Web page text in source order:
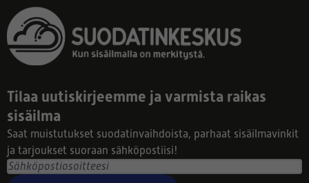
Tilaa uutiskirjeemme ja varmista raikas
sisäilma
Saat muistutukset suodatinvaihdoista, parhaat sisäilmavinkit
ja tarjoukset suoraan sähköpostiisi!